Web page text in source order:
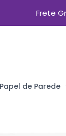
Frete
Papel de Parede